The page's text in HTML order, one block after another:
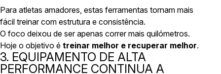
Para atletas amadores, estas ferramentas tornam mais
fácil treinar com estrutura e consistência.
O foco deixou de ser apenas correr mais quilómetros.
Hoje o objetivo é treinar melhor e recuperar melhor.
3. EQUIPAMENTO DE ALTA
PERFORMANCE CONTINUA A